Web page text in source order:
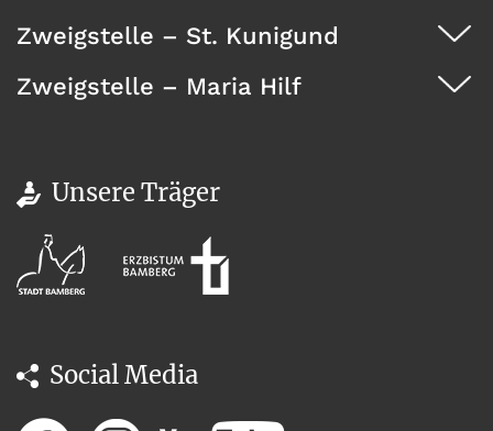
Dürrwächterstr. 29, 96052 Bamberg
Zweigstelle – St. Kunigund
Seehofstraße 41, 96052 Bamberg
Zweigstelle – Maria Hilf
Unsere Träger
Social Media